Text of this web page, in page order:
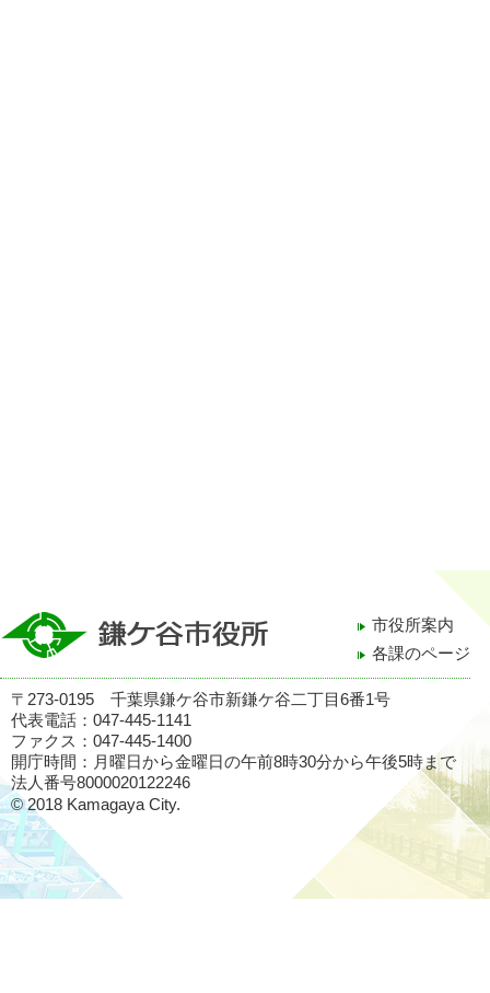
市役所案内
各課のページ
〒273-0195 千葉県鎌ケ谷市新鎌ケ谷二丁目6番1号
代表電話：047-445-1141
ファクス：047-445-1400
開庁時間：月曜日から金曜日の午前8時30分から午後5時まで
法人番号8000020122246
© 2018 Kamagaya City.